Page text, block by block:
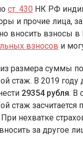
ст. 430 НК РФ
и прочие лица,
вносить взносы
взносов и
размера суммы
стаж. В 2019 году
29354 рубля. В
стаж
нехватке
за другое